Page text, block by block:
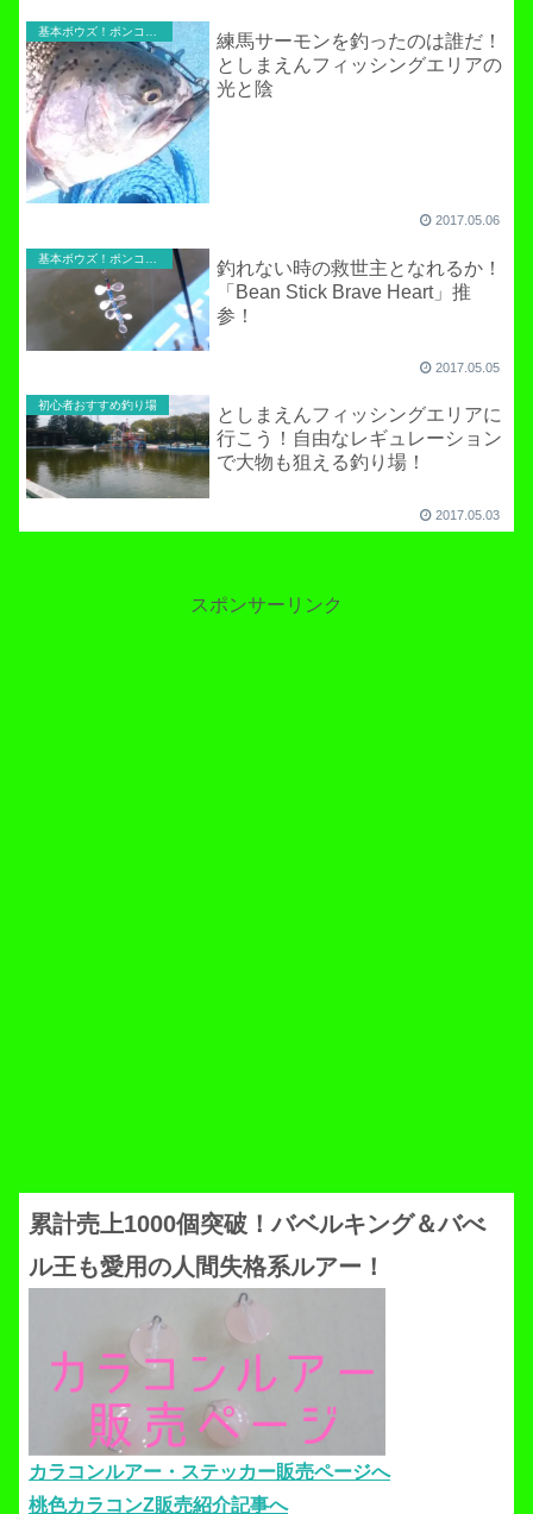
練馬サーモンを釣ったのは誰だ！
としまえんフィッシングエリアの
光と陰
2017.05.06
釣れない時の救世主となれるか！
「Bean Stick Brave Heart」推
参！
2017.05.05
初心者おすすめ釣り場
としまえんフィッシングエリアに
行こう！自由なレギュレーション
で大物も狙える釣り場！
2017.05.03
スポンサーリンク
累計売上1000個突破！バベルキング＆バべ
ル王も愛用の人間失格系ルアー！
カラコンルアー・ステッカー販売ページへ
桃色カラコンZ販売紹介記事へ